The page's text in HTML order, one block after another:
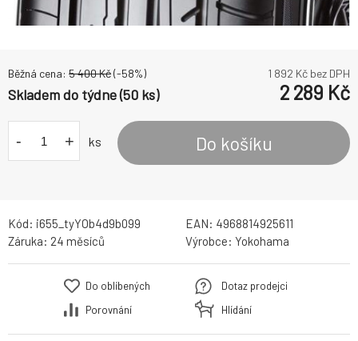
Běžná cena: 5 400Kč(-58%) 1 892 Kč bez DPH
Skladem do týdne (50 ks) 2 289 Kč
- + ks Do košíku
Kód: i655_tyYOb4d9b099 EAN: 4968814925611
Záruka: 24 měsíců Výrobce: Yokohama
Do oblíbených
Porovnání
Dotaz prodejci
Hlídání